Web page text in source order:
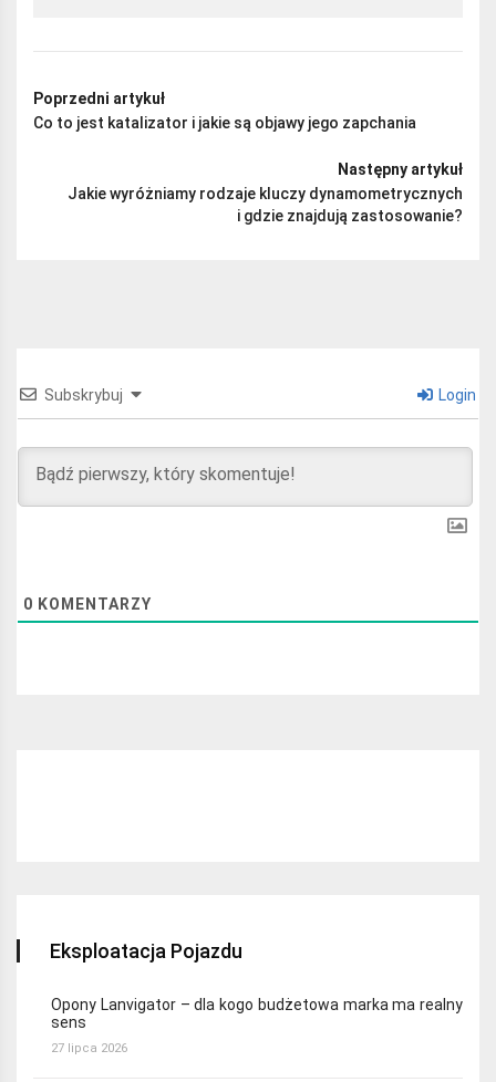
Poprzedni artykuł
Co to jest katalizator i jakie są objawy jego zapchania
Następny artykuł
Jakie wyróżniamy rodzaje kluczy dynamometrycznych
i gdzie znajdują zastosowanie?
Subskrybuj Login
0 KOMENTARZY
Eksploatacja Pojazdu
Opony Lanvigator – dla kogo budżetowa marka ma realny
sens
27 lipca 2026